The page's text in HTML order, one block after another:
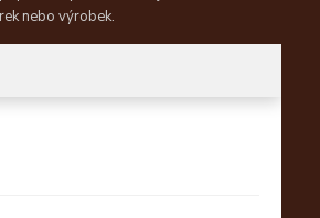
nebo výrobek.